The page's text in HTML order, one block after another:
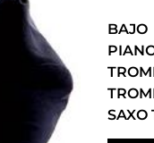
BAJO
SAXO